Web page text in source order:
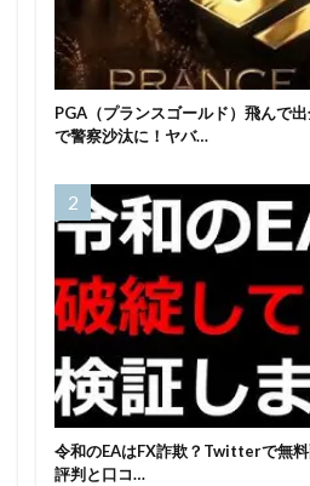
PGA（プランスゴールド）飛んで
で警察沙汰に！ヤバ…
令和のEAはFX詐欺？Twitterで無
評判と口コ…